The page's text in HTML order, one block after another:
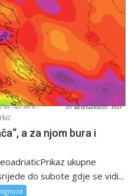
a za njom bura i
ukupne
do subote gdje se vidi...